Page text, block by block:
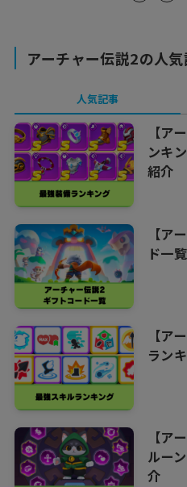
アーチャー伝説2の人
人気記事
【ア
ンキ
紹介
【ア
ド一
【ア
ラン
【ア
ルー
介